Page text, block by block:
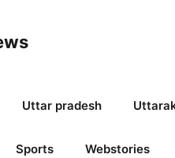
Uttar pradesh
Sports Webstories